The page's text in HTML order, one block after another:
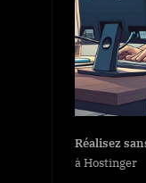
Réalisez
à Hostinger